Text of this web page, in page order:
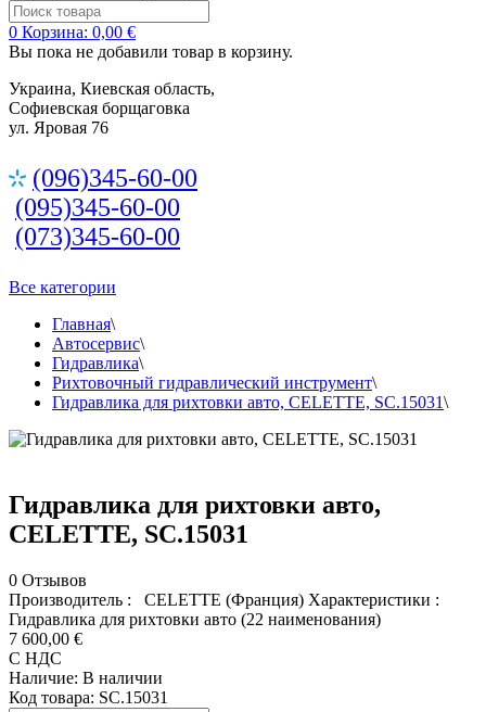
0 Корзина: 0,00 €
Вы пока не добавили товар в корзину.
Украина, Киевская область,
Софиевская борщаговка
ул. Яровая 76
(096)345-60-00
(095)345-60-00
(073)345-60-00
Все категории
Главная\
Автосервис\
Гидравлика\
Рихтовочный гидравлический инструмент\
Гидравлика для рихтовки авто, CELETTE, SC.15031\
Гидравлика для рихтовки авто,
CELETTE, SC.15031
0 Отзывов
Производитель : CELETTE (Франция) Характеристики :
Гидравлика для рихтовки авто (22 наименования)
7 600,00 €
С НДС
Наличие: В наличии
Код товара: SC.15031